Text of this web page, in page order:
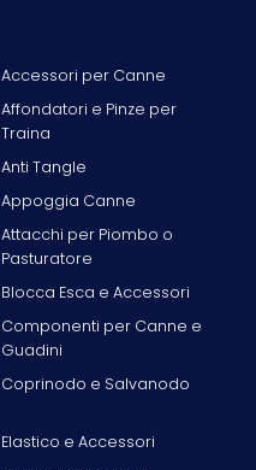
Accessori per Canne
Affondatori e Pinze per
Traina
Anti Tangle
Appoggia Canne
Attacchi per Piombo o
Pasturatore
Blocca Esca e Accessori
Componenti per Canne e
Guadini
Coprinodo e Salvanodo
Elastico e Accessori